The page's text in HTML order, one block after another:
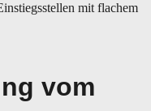
mit flachem
vom